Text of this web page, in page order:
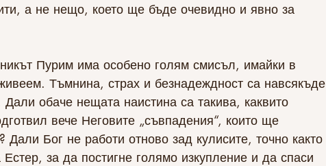
а не нещо, което ще бъде очевидно и явно за
Пурим има особено голям смисъл, имайки в
Тъмнина, страх и безнадеждност са навсякъде
Дали обаче нещата наистина са такива, каквито
вече Неговите „съвпадения“, които ще
Дали Бог не работи отново зад кулисите, точно както
за да постигне голямо изкупление и да спаси